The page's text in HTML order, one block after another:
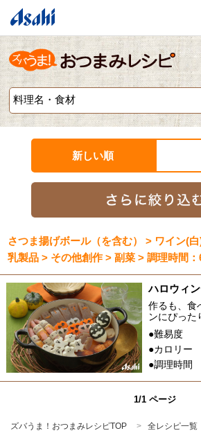
新しい順
さつま揚げボール（を含む） > ワイン(
乳製品 > その他創作 > 副菜 > 調理時間
ハロウィ
作るも、食
ンにぴった
●難易度
●カロリー
●調理時間
1/1 ページ
ズバうま！おつまみレシピTOP 全レシピ一覧